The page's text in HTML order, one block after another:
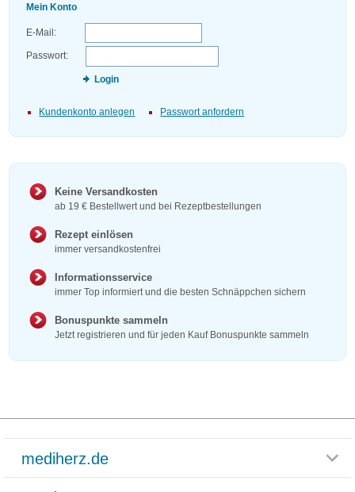
Mein Konto
E-Mail:
Passwort:
Login
Kundenkonto anlegen Passwort anfordern
Keine Versandkosten
ab 19 € Bestellwert und bei Rezeptbestellungen
Rezept einlösen
immer versandkostenfrei
Informationsservice
immer Top informiert und die besten Schnäppchen sichern
Bonuspunkte sammeln
Jetzt registrieren und für jeden Kauf Bonuspunkte sammeln
mediherz.de